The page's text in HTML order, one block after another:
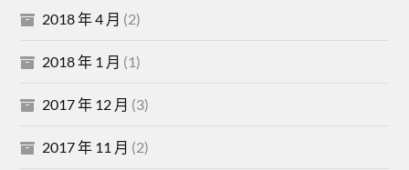
2018 年 4 月 (2)
2018 年 1 月 (1)
2017 年 12 月 (3)
2017 年 11 月 (2)